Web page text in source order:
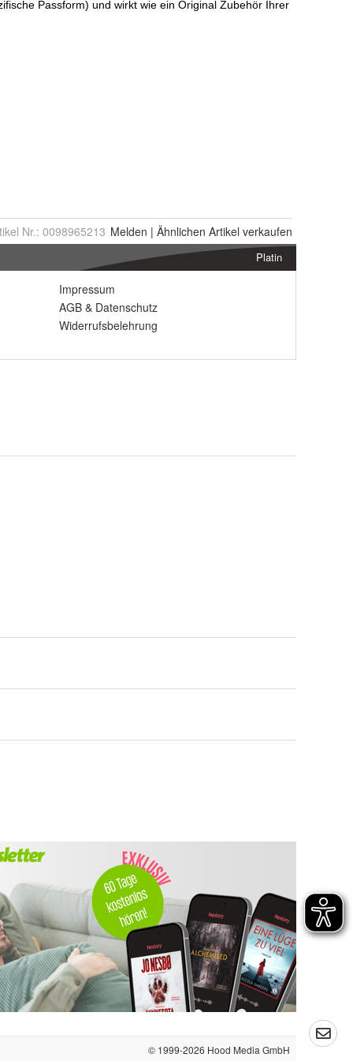
Nr.: 0098965213 Melden | Ähnlichen Artikel verkaufen
Platin
Impressum
AGB & Datenschutz
Widerrufsbelehrung
© 1999-2026 Hood Media GmbH